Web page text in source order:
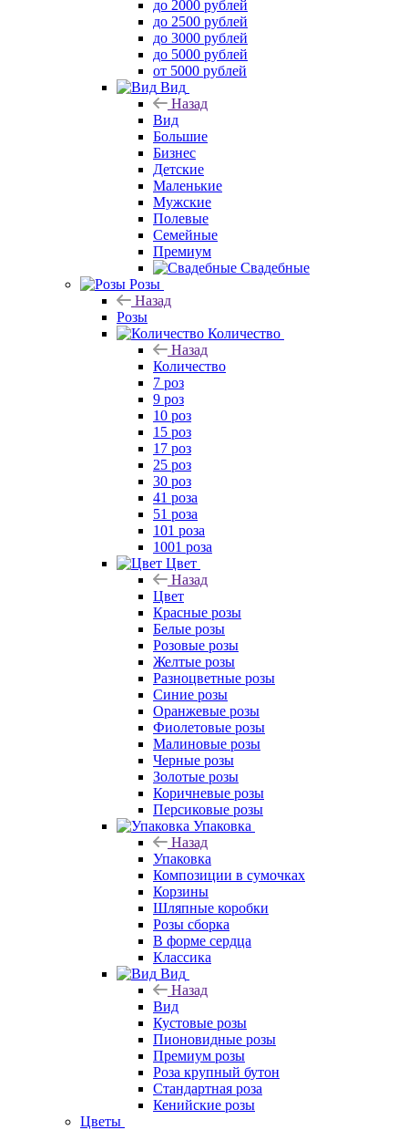
до 2000 рублей
до 2500 рублей
до 3000 рублей
до 5000 рублей
от 5000 рублей
Вид
Назад
Вид
Большие
Бизнес
Детские
Маленькие
Мужские
Полевые
Семейные
Премиум
Свадебные
Розы
Назад
Розы
Количество
Назад
Количество
7 роз
9 роз
10 роз
15 роз
17 роз
25 роз
30 роз
41 роза
51 роза
101 роза
1001 роза
Цвет
Назад
Цвет
Красные розы
Белые розы
Розовые розы
Желтые розы
Разноцветные розы
Синие розы
Оранжевые розы
Фиолетовые розы
Малиновые розы
Черные розы
Золотые розы
Коричневые розы
Персиковые розы
Упаковка
Назад
Упаковка
Композиции в сумочках
Корзины
Шляпные коробки
Розы сборка
В форме сердца
Классика
Вид
Назад
Вид
Кустовые розы
Пионовидные розы
Премиум розы
Роза крупный бутон
Стандартная роза
Кенийские розы
Цветы